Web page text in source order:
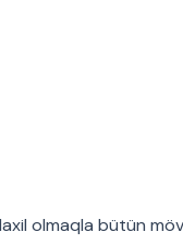
olmaqla bütün